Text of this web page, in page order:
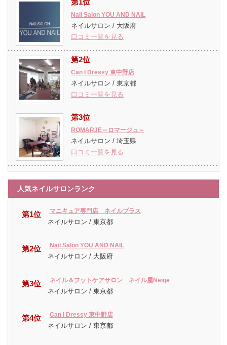
Nail Salon YOU AND NAIL
ネイルサロン / 大阪府
口コミ一覧を見る
第2位
Can I Dressy 東中野店
ネイルサロン / 東京都
口コミ一覧を見る
第3位
ROMARJE～ロマージュ～
ネイルサロン / 埼玉県
口コミ一覧を見る
人気ネイルサロンランク
第1位 マニキュア専門店 ネイルプラス
ネイルサロン / 東京都
第2位 Nail Salon YOU AND NAIL
ネイルサロン / 大阪府
第3位 ネイル＆フットケアサロン ネイル屋Neige
ネイルサロン / 東京都
第4位 Can I Dressy 東中野店
ネイルサロン / 東京都